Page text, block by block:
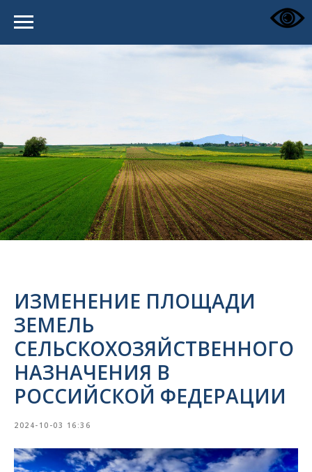
ИЗМЕНЕНИЕ ПЛОЩАДИ
ЗЕМЕЛЬ
СЕЛЬСКОХОЗЯЙСТВЕННОГО
НАЗНАЧЕНИЯ В
РОССИЙСКОЙ ФЕДЕРАЦИИ
2024-10-03 16:36